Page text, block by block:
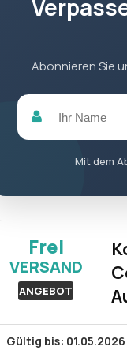
Berechtigung:Nur
Kumulierbar:Nicht
Bedingungen:Die
Abonnieren Sie
Mit dem
Frei
VERSAND
ANGEBOT
Gültig bis: 01.05.2026